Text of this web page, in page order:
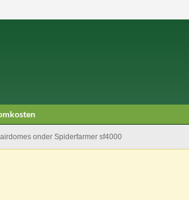
onder Spiderfarmer sf4000